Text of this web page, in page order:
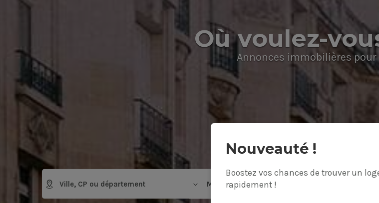
Où voulez-
Annonces immobilières
Maison, appartement
Nouveauté !
Boostez vos chances de trouver un
rapidement !